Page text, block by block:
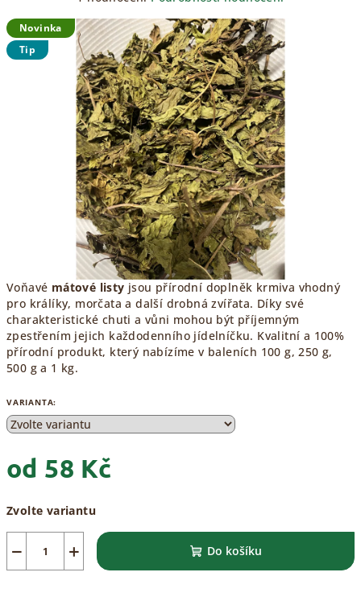
Voňavé mátové listy jsou přírodní doplněk krmiva vhodný
pro králíky, morčata a další drobná zvířata. Díky své
charakteristické chuti a vůni mohou být příjemným
zpestřením jejich každodenního jídelníčku. Kvalitní a 100%
přírodní produkt, který nabízíme v baleních 100 g, 250 g,
500 g a 1 kg.
VARIANTA:
od 58 Kč
cena:
Zvolte variantu
+
− Do košíku
produktu
je
5,0
Novinka
Tip